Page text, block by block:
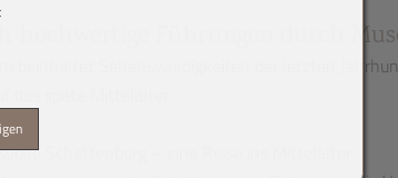
hochwertige Führungen durch
beinhaltet Sehenswürdigkeiten der letzten
Schattenburg – eine Reise ins Mittelalter